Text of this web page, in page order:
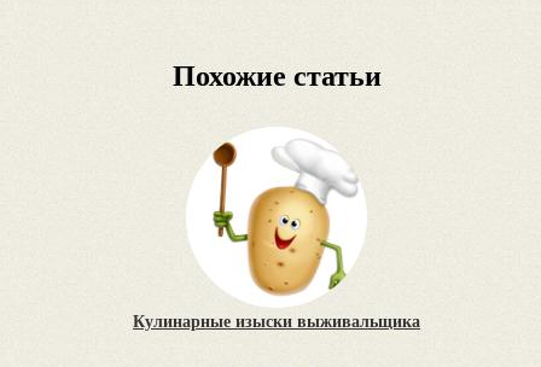
Похожие статьи
Кулинарные изыски выживальщика